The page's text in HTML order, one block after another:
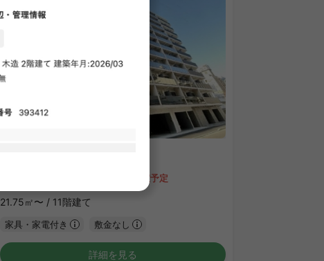
空室予定
21.75㎡〜 / 11階建て
家具・家電付き 敷金なし
詳細を見る